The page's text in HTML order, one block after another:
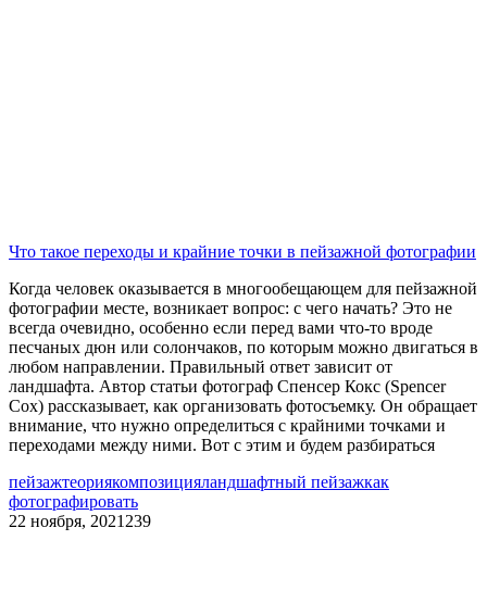
Что такое переходы и крайние точки в пейзажной фотографии
Когда человек оказывается в многообещающем для пейзажной
фотографии месте, возникает вопрос: с чего начать? Это не
всегда очевидно, особенно если перед вами что-то вроде
песчаных дюн или солончаков, по которым можно двигаться в
любом направлении. Правильный ответ зависит от
ландшафта. Автор статьи фотограф Спенсер Кокс (Spencer
Cox) рассказывает, как организовать фотосъемку. Он обращает
внимание, что нужно определиться с крайними точками и
переходами между ними. Вот с этим и будем разбираться
пейзажтеориякомпозицияландшафтный пейзажкак
фотографировать
22 ноября, 2021 239